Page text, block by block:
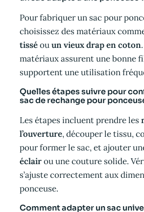
Pour fabriquer un sac pour
choisissez des matériaux
tisséouun vieux drap en coton
matériaux assurent une bonne
supportent une utilisation
Quelles étapes suivre pour
sac de rechange pour
Les étapes incluent prendre les
l’ouverture, découper le tissu,
pour former le sac, et ajouter
éclairou une couture solide.
s’ajuste correctement aux
ponceuse.
Comment adapter un sac